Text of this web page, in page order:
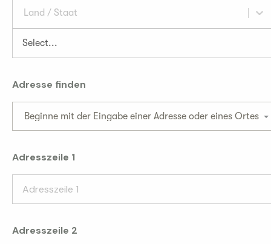
Land / Staat
Adresse finden
Beginne mit der Eingabe einer Adresse oder eines Ortes
Adresszeile 1
Adresszeile 2